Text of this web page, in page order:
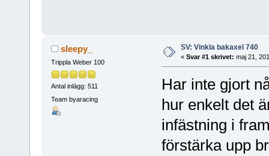
sleepy_
Trippla Weber 100
Antal inlägg: 511
Team byaracing
SV: Vinkla bakaxel 740
« Svar #1 skrivet: maj 21,
Har inte gjort
hur enkelt det
infästning i
förstärka upp